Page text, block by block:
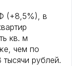
(+8,5%), в
кв. м
чем по
рублей.